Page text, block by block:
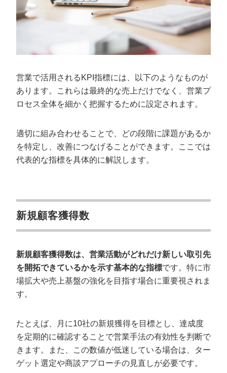
営業で活用されるKPI指標には、以下のようなものが
あります。これらは最終的な売上だけでなく、営業プ
ロセス全体を細かく把握するために設定されます。
適切に組み合わせることで、どの段階に課題があるか
を特定し、改善につなげることができます。ここでは
代表的な指標を具体的に解説します。
新規顧客獲得数
新規顧客獲得数は、営業活動がどれだけ新しい取引先
を開拓できているかを示す基本的な指標です。特に市
場拡大や売上基盤の強化を目指す場合に重要視されま
す。
たとえば、月に10社の新規獲得を目標とし、達成度
を定期的に確認することで営業手法の有効性を判断で
きます。また、この数値が低迷している場合は、ター
ゲット選定や商談アプローチの見直しが必要です。